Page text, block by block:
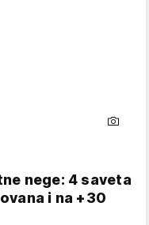
nege: 4 saveta
i na +30